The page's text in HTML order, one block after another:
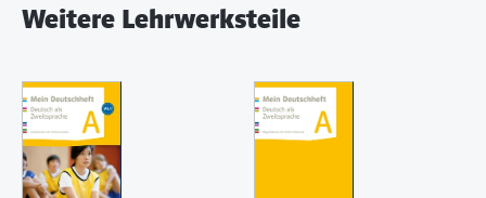
Weitere Lehrwerksteile